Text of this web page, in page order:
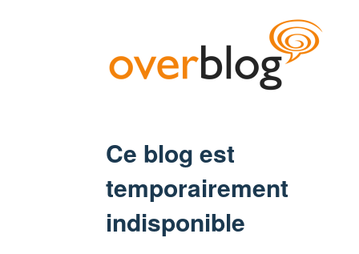
Ce blog est
temporairement
indisponible